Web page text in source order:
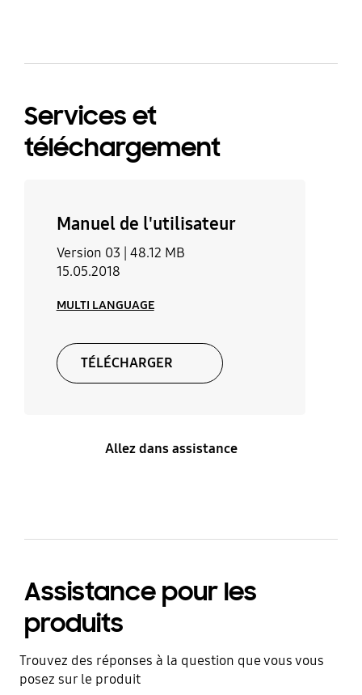
zeker in verhouding met elkaar. En de afneembare
Services et
téléchargement
Manuel de l'utilisateur
Version 03 | 48.12 MB
15.05.2018
MULTI LANGUAGE
TÉLÉCHARGER
Allez dans assistance
Assistance pour les
produits
Trouvez des réponses à la question que vous vous
posez sur le produit